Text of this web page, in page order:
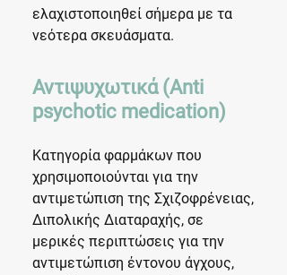
ελαχιστοποιηθεί σήμερα με τα
νεότερα σκευάσματα.
Αντιψυχωτικά (Anti
psychotic medication)
Κατηγορία φαρμάκων που
χρησιμοποιούνται για την
αντιμετώπιση της Σχιζοφρένειας,
Διπολικής Διαταραχής, σε
μερικές περιπτώσεις για την
αντιμετώπιση έντονου άγχους,